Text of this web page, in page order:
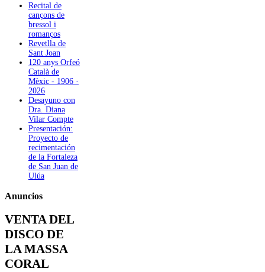
Recital de
cançons de
bressol i
romanços
Revetlla de
Sant Joan
120 anys Orfeó
Català de
Mèxic - 1906 ·
2026
Desayuno con
Dra. Diana
Vilar Compte
Presentación:
Proyecto de
recimentación
de la Fortaleza
de San Juan de
Ulúa
Anuncios
VENTA DEL
DISCO DE
LA MASSA
CORAL